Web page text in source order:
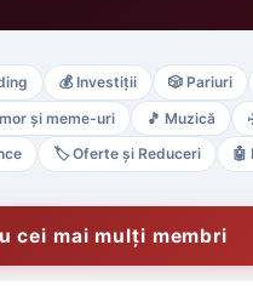
💰 Investiții 🎲 Pariuri
și meme-uri 🎵 Muzică
🏷️ Oferte și Reduceri 🤖
cei mai mulți membri